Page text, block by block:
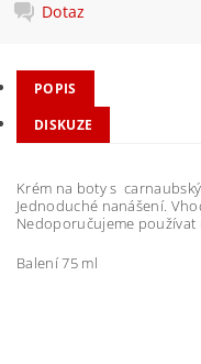
Dotaz
POPIS
DISKUZE
Krém na boty s
Jednoduché nanášení.
Nedoporučujeme používat
Balení 75 ml